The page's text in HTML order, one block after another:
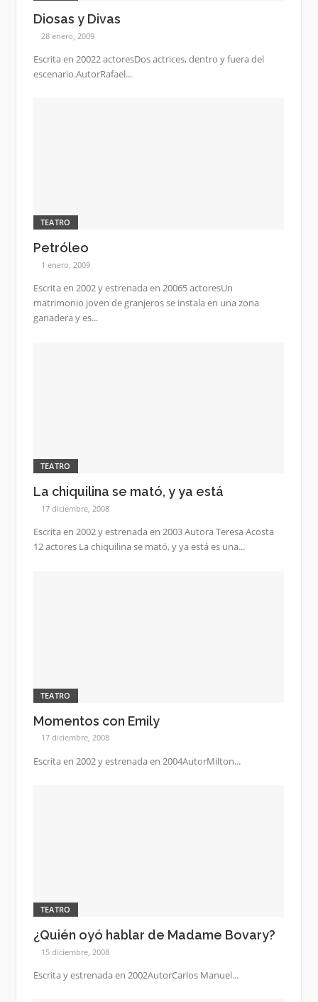
Diosas y Divas
28 enero, 2009
Escrita en 20022 actoresDos actrices, dentro y fuera del
escenario.AutorRafael...
TEATRO
Petróleo
1 enero, 2009
Escrita en 2002 y estrenada en 20065 actoresUn
matrimonio joven de granjeros se instala en una zona
ganadera y es...
TEATRO
La chiquilina se mató, y ya está
17 diciembre, 2008
Escrita en 2002 y estrenada en 2003 Autora Teresa Acosta
12 actores La chiquilina se mató, y ya está es una...
TEATRO
Momentos con Emily
17 diciembre, 2008
Escrita en 2002 y estrenada en 2004AutorMilton...
TEATRO
¿Quién oyó hablar de Madame Bovary?
15 diciembre, 2008
Escrita y estrenada en 2002AutorCarlos Manuel...